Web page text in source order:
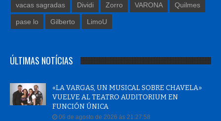
vacas sagradas Dividi Zorro VARONA Quilmes
pase lo Gilberto LimoU
ÚLTIMAS NOTÍCIAS
«LA VARGAS, UN MUSICAL SOBRE CHAVELA»
VUELVE AL TEATRO AUDITORIUM EN
FUNCIÓN ÚNICA
06 de agosto de 2026 às 21:27:58